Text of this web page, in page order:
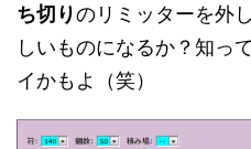
ち切りのリミッターを外
しいものになるか？知っ
イかもよ（笑）